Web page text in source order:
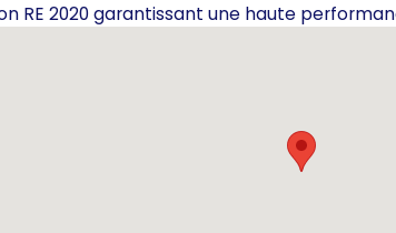
RE 2020 garantissant une haute